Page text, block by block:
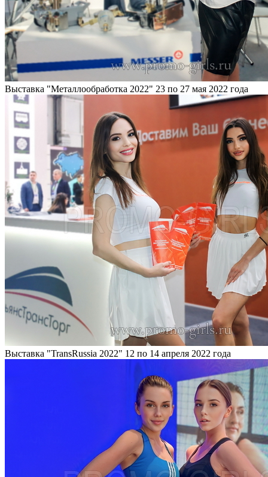
Выставка "Металлообработка 2022" 23 по 27 мая 2022 года
Выставка "TransRussia 2022" 12 по 14 апреля 2022 года